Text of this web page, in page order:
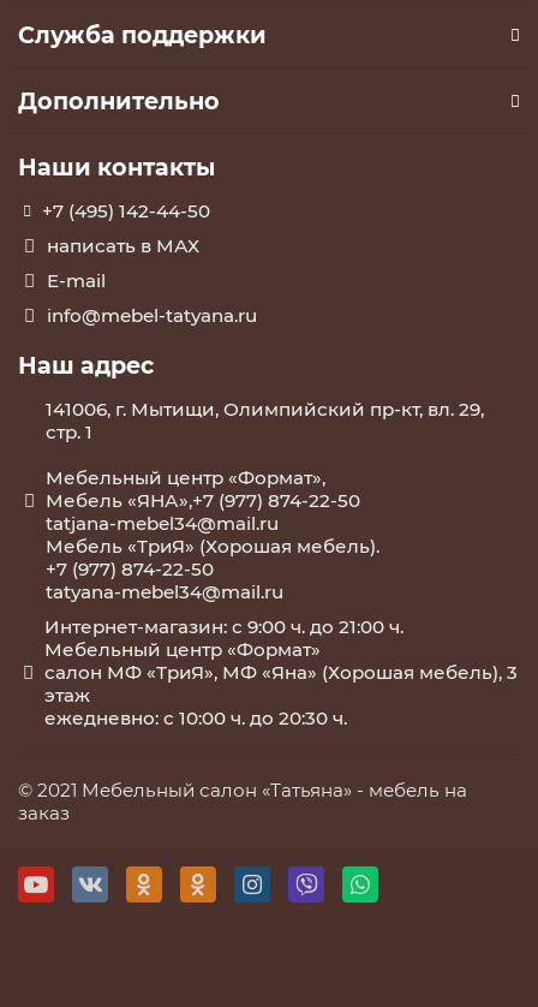
Служба поддержки
Дополнительно
Наши контакты
+7 (495) 142-44-50
написать в МАХ
E-mail
info@mebel-tatyana.ru
Наш адрес
141006, г. Мытищи, Олимпийский пр-кт, вл. 29,
стр. 1
Мебельный центр «Формат»,
Мебель «ЯНА»,+7 (977) 874-22-50
tatjana-mebel34@mail.ru
Мебель «ТриЯ» (Хорошая мебель).
+7 (977) 874-22-50
tatyana-mebel34@mail.ru
Интернет-магазин: с 9:00 ч. до 21:00 ч.
Мебельный центр «Формат»
салон МФ «ТриЯ», МФ «Яна» (Хорошая мебель), 3
этаж
ежедневно: с 10:00 ч. до 20:30 ч.
© 2021 Мебельный салон «Татьяна» - мебель на
заказ